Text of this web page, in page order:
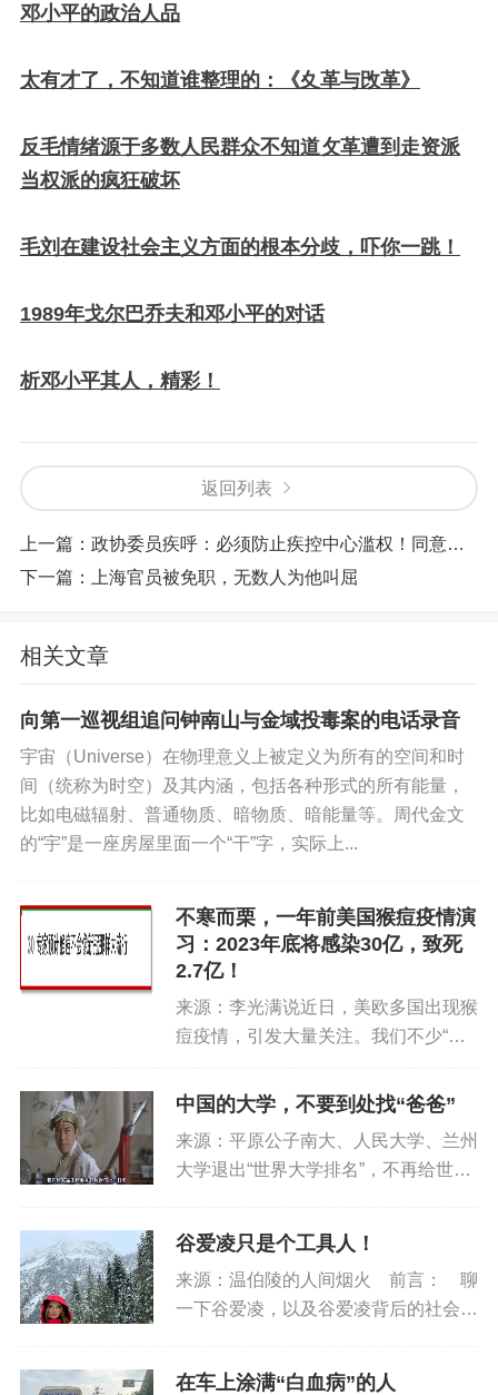
邓小平的政治人品
太有才了，不知道谁整理的：《夊革与攺革》
反毛情绪源于多数人民群众不知道攵革遭到走资派
当权派的疯狂破坏
毛刘在建设社会主义方面的根本分歧，吓你一跳！
1989年戈尔巴乔夫和邓小平的对话
析邓小平其人，精彩！
返回列表
上一篇： 政协委员疾呼：必须防止疾控中心滥权！同意的转！
下一篇：
上海官员被免职，无数人为他叫屈
相关文章
向第一巡视组追问钟南山与金域投毒案的电话录音
宇宙（Universe）在物理意义上被定义为所有的空间和时
间（统称为时空）及其内涵，包括各种形式的所有能量，
比如电磁辐射、普通物质、暗物质、暗能量等。周代金文
的“宇”是一座房屋里面一个“干”字，实际上...
不寒而栗，一年前美国猴痘疫情演
习：2023年底将感染30亿，致死
2.7亿！
来源：李光满说近日，美欧多国出现猴
痘疫情，引发大量关注。我们不少“专
等都不明的情况下，大言不惭的说猴痘
冠那样大流行。另外某网红专家所...
中国的大学，不要到处找“爸爸”
来源：平原公子南大、人民大学、兰州
大学退出“世界大学排名”，不再给世界
流大学都退出这些“世界排名”，不要继
续当冤大头了。大学再怎么也...
谷爱凌只是个工具人！
来源：温伯陵的人间烟火 前言： 聊
一下谷爱凌，以及谷爱凌背后的社会变
在车上涂满“白血病”的人